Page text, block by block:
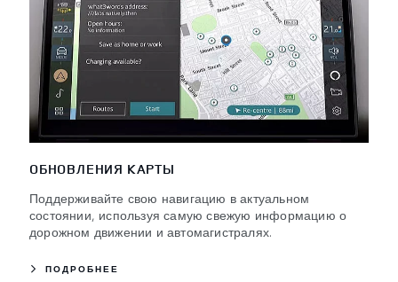
ОБНОВЛЕНИЯ КАРТЫ
Поддерживайте свою навигацию в актуальном
состоянии, используя самую свежую информацию о
дорожном движении и автомагистралях.
ПОДРОБНЕЕ